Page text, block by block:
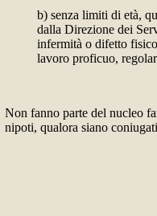
b) senza limiti di età,
dalla Direzione dei
infermità o difetto
lavoro proficuo,
Non fanno parte del nucleo
nipoti, qualora siano